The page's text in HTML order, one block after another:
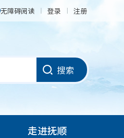
无障碍阅读 登录 注册
搜索
走进抚顺